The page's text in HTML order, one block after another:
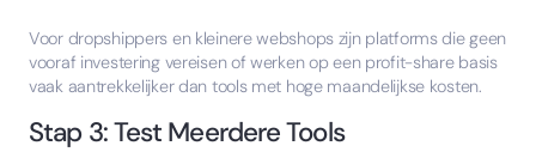
Voor dropshippers en kleinere webshops zijn platforms die geen
vooraf investering vereisen of werken op een profit-share basis
vaak aantrekkelijker dan tools met hoge maandelijkse kosten.
Stap 3: Test Meerdere Tools